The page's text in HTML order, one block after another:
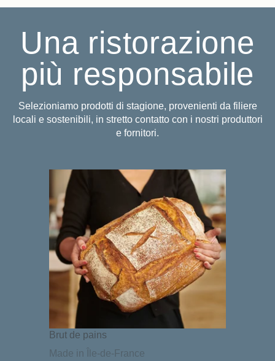
Una ristorazione
più responsabile
Selezioniamo prodotti di stagione, provenienti da filiere
locali e sostenibili, in stretto contatto con i nostri produttori
e fornitori.
Brut de pains
Made in Île-de-France